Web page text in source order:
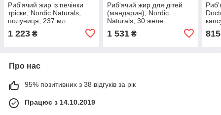
Риб'ячий жир із печінки
тріски, Nordic Naturals,
полуниця, 237 мл
1 223 ₴
Риб'ячий жир для дітей
(мандарин), Nordic
Naturals, 30 желе
1 531₴ 815
Про нас
95% позитивних з 38 відгуків за рік
Працює з 14.10.2019